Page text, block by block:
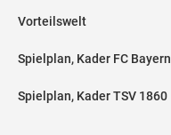
Vorteilswelt
Spielplan, Kader FC Bayern
Spielplan, Kader TSV 1860